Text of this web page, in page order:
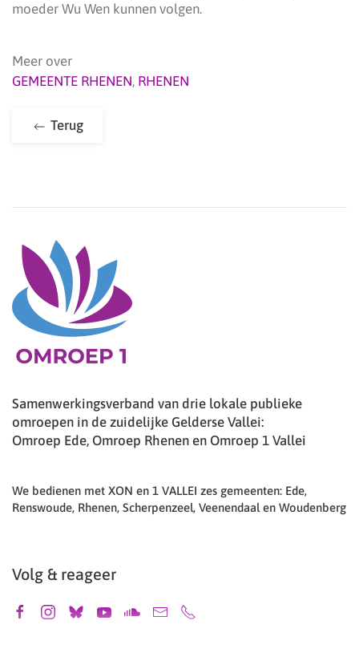
moeder Wu Wen kunnen volgen.
Meer over
GEMEENTE RHENEN, RHENEN
Terug
Samenwerkingsverband van drie lokale publieke
omroepen in de zuidelijke Gelderse Vallei:
Omroep Ede, Omroep Rhenen en Omroep 1 Vallei
We bedienen met XON en 1 VALLEI zes gemeenten: Ede,
Renswoude, Rhenen, Scherpenzeel, Veenendaal en Woudenberg
Volg & reageer